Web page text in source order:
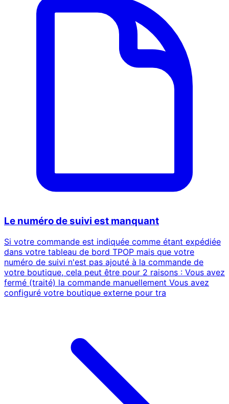
Le numéro de suivi est manquant
Si votre commande est indiquée comme étant expédiée
dans votre tableau de bord TPOP mais que votre
numéro de suivi n'est pas ajouté à la commande de
votre boutique, cela peut être pour 2 raisons : Vous avez
fermé (traité) la commande manuellement Vous avez
configuré votre boutique externe pour tra